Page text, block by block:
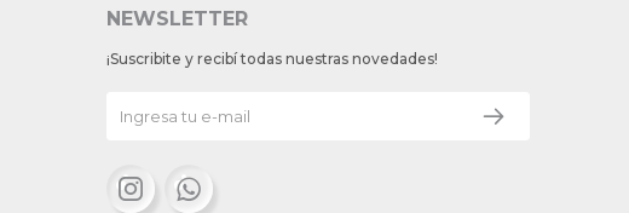
NEWSLETTER
¡Suscribite y recibí todas nuestras novedades!
 